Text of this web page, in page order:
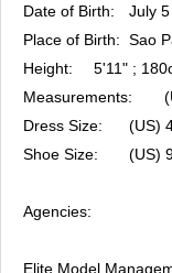
Date of Birth:
July 5
Place of Birth: Sao
Height:
5'11" ;
Measurements:
Dress Size:
(US)
Shoe Size:
(US)
Agencies:
Elite Model